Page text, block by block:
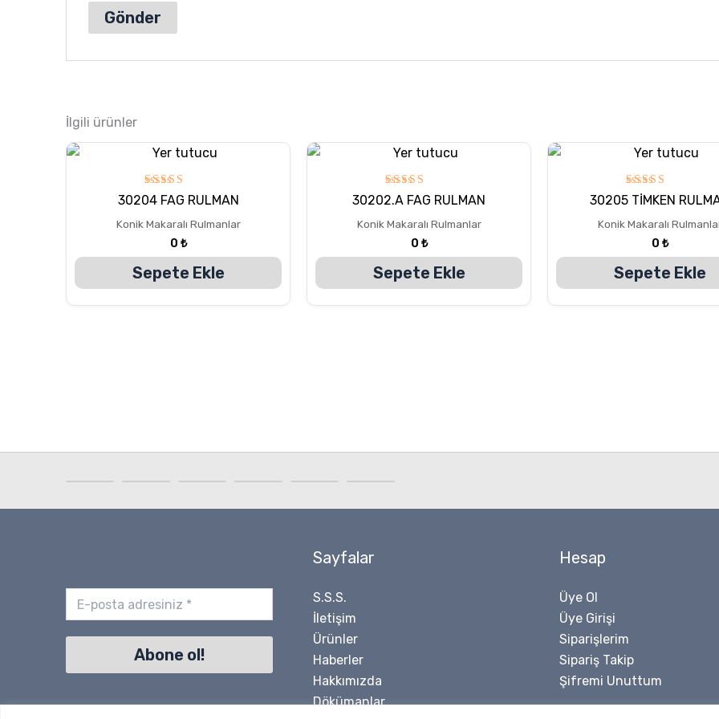
İlgili ürünler
5
üzerinden
oy aldı
30204 FAG RULMAN
Konik Makaralı Rulmanlar
0 ₺
Sepete Ekle
5
üzerinden
oy aldı
30202.A FAG RULMAN
Konik Makaralı Rulmanlar
0 ₺
Sepete Ekle
5
üzerinden
oy aldı
30205 TİMKEN
Konik Makaralı
0 ₺
Sepete Ekle
Sayfalar
S.S.S.
İletişim
Ürünler
Haberler
Hakkımızda
Dökümanlar
Hesap
Üye Ol
Üye Girişi
Siparişlerim
Sipariş Takip
Şifremi Unuttum